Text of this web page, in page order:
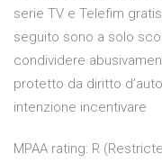
serie TV e Telefim
seguito sono a solo
condividere
protetto da diritto
intenzione incentivare
MPAA rating: R